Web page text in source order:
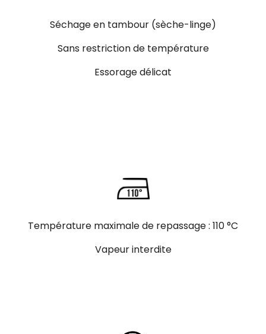
Séchage en tambour (sèche-linge)
Sans restriction de température
Essorage délicat
Température maximale de repassage : 110 °C
Vapeur interdite